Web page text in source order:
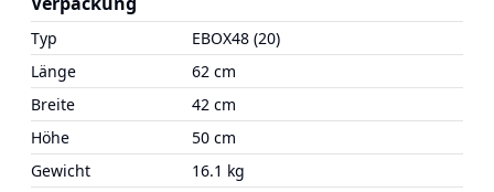
Typ
EBOX48 (20)
Länge
62 cm
Breite
42 cm
Höhe
50 cm
Gewicht
16.1 kg